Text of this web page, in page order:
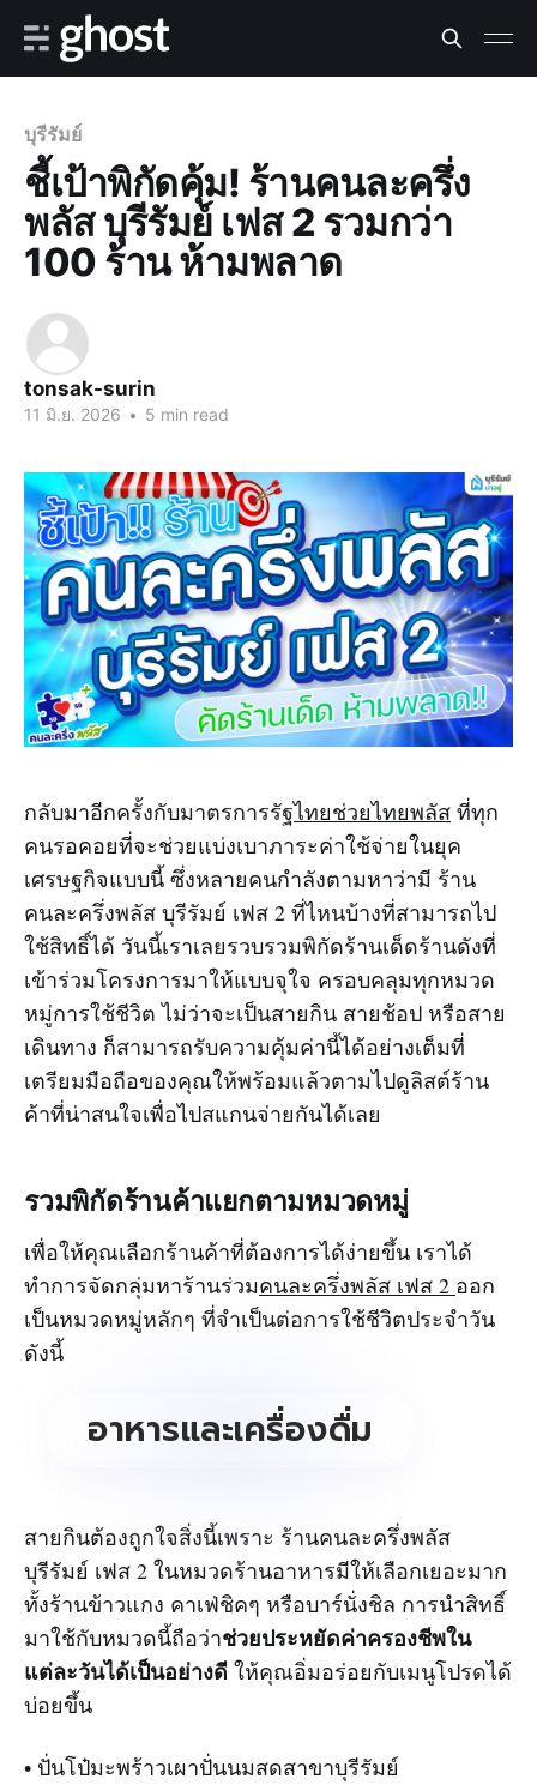
บุรีรัมย์
ชี้เป้าพิกัดคุ้ม! ร้านคนละครึ่ง
พลัส บุรีรัมย์ เฟส 2 รวมกว่า
100 ร้าน ห้ามพลาด
tonsak-surin
11 มิ.ย. 2026 • 5 min read
กลับมาอีกครั้งกับมาตรการรัฐไทยช่วยไทยพลัส ที่ทุก
คนรอคอยที่จะช่วยแบ่งเบาภาระค่าใช้จ่ายในยุค
เศรษฐกิจแบบนี้ ซึ่งหลายคนกำลังตามหาว่ามี ร้าน
คนละครึ่งพลัส บุรีรัมย์ เฟส 2 ที่ไหนบ้างที่สามารถไป
ใช้สิทธิ์ได้ วันนี้เราเลยรวบรวมพิกัดร้านเด็ดร้านดังที่
เข้าร่วมโครงการมาให้แบบจุใจ ครอบคลุมทุกหมวด
หมู่การใช้ชีวิต ไม่ว่าจะเป็นสายกิน สายช้อป หรือสาย
เดินทาง ก็สามารถรับความคุ้มค่านี้ได้อย่างเต็มที่
เตรียมมือถือของคุณให้พร้อมแล้วตามไปดูลิสต์ร้าน
ค้าที่น่าสนใจเพื่อไปสแกนจ่ายกันได้เลย
รวมพิกัดร้านค้าแยกตามหมวดหมู่
เพื่อให้คุณเลือกร้านค้าที่ต้องการได้ง่ายขึ้น เราได้
ทำการจัดกลุ่มหาร้านร่วมคนละครึ่งพลัส เฟส 2 ออก
เป็นหมวดหมู่หลักๆ ที่จำเป็นต่อการใช้ชีวิตประจำวัน
ดังนี้
อาหารและเครื่องดื่ม
สายกินต้องถูกใจสิ่งนี้เพราะ ร้านคนละครึ่งพลัส
บุรีรัมย์ เฟส 2 ในหมวดร้านอาหารมีให้เลือกเยอะมาก
ทั้งร้านข้าวแกง คาเฟ่ชิคๆ หรือบาร์นั่งชิล การนำสิทธิ์
มาใช้กับหมวดนี้ถือว่าช่วยประหยัดค่าครองชีพใน
แต่ละวันได้เป็นอย่างดี ให้คุณอิ่มอร่อยกับเมนูโปรดได้
บ่อยขึ้น
• ปั่นโป๋มะพร้าวเผาปั่นนมสดสาขาบุรีรัมย์